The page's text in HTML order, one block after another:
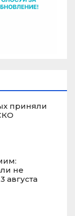
приняли
не
августа